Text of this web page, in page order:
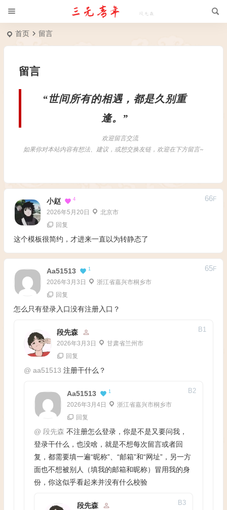
首页 留言
留言
“世间所有的相遇，都是久别重
逢。”
欢迎留言交流
如果你对本站内容有想法、建议，或想交换友链，欢迎在下方留言~
小赵 4
2026年5月20日 北京市
66F
回复
这个模板很简约，才进来一直以为转静态了
Aa51513 1
2026年3月3日 浙江省嘉兴市桐乡市
65F
回复
怎么只有登录入口没有注册入口？
段先森
2026年3月3日 甘肃省兰州市
B1
回复
@ aa51513 注册干什么？
Aa51513 1
2026年3月4日 浙江省嘉兴市桐乡市
B2
回复
@ 段先森 不注册怎么登录，你是不是又要问我，
登录干什么，也没啥，就是不想每次留言或者回
复，都需要填一遍“昵称”、“邮箱”和“网址”，另一方
面也不想被别人（填我的邮箱和昵称）冒用我的身
份，你这似乎看起来并没有什么校验
段先森 B3